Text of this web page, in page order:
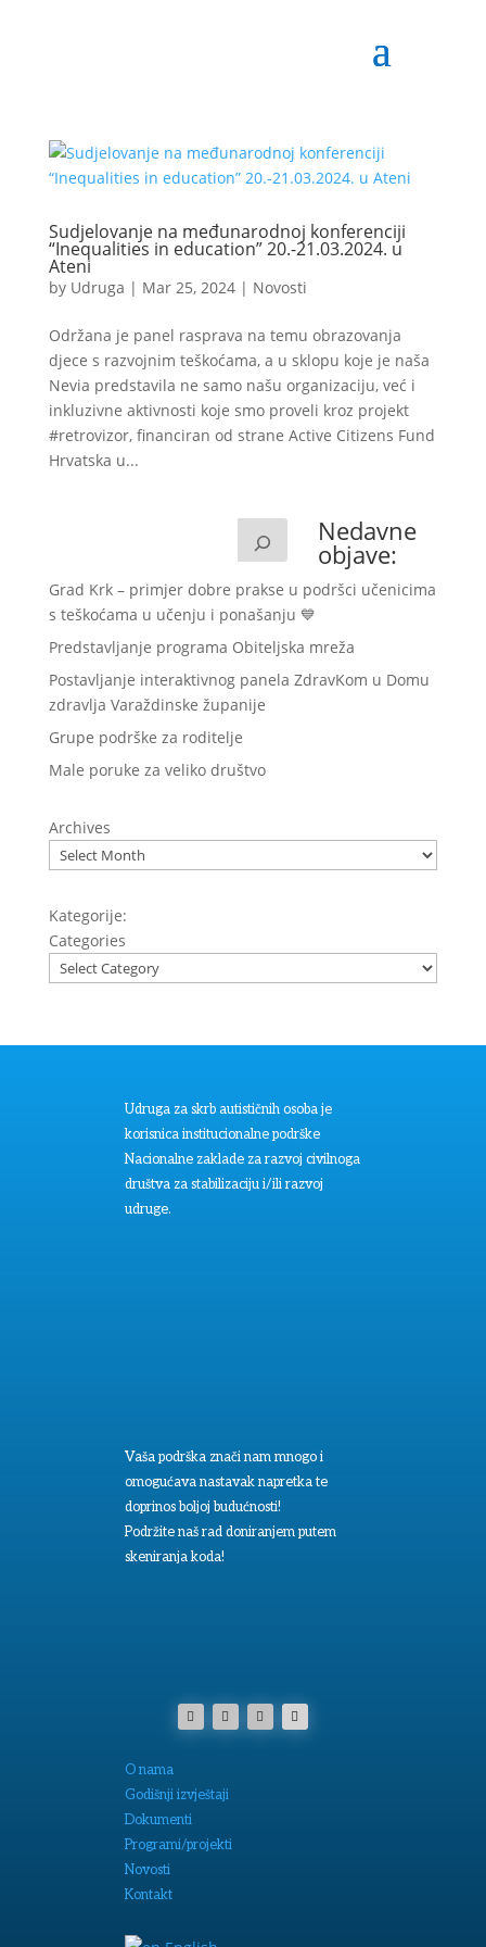
Sudjelovanje na međunarodnoj konferenciji
“Inequalities in education” 20.-21.03.2024. u
Ateni
by Udruga | Mar 25, 2024| Novosti
Održana je panel rasprava na temu obrazovanja
djece s razvojnim teškoćama, a u sklopu koje je naša
Nevia predstavila ne samo našu organizaciju, već i
inkluzivne aktivnosti koje smo proveli kroz projekt
#retrovizor, financiran od strane Active Citizens Fund
Hrvatska u...
Nedavne
objave:
Grad Krk – primjer dobre prakse u podršci učenicima
s teškoćama u učenju i ponašanju 💙
Predstavljanje programa Obiteljska mreža
Postavljanje interaktivnog panela ZdravKom u Domu
zdravlja Varaždinske županije
Grupe podrške za roditelje
Male poruke za veliko društvo
Archives
Kategorije:
Categories
Udruga za skrb autističnih osoba je
korisnica institucionalne podrške
Nacionalne zaklade za razvoj civilnoga
društva za stabilizaciju i/ili razvoj
udruge.
Vaša podrška znači nam mnogo i
omogućava nastavak napretka te
doprinos boljoj budućnosti!
Podržite naš rad doniranjem putem
skeniranja koda!
O nama
Godišnji izvještaji
Dokumenti
Programi/projekti
Novosti
Kontakt